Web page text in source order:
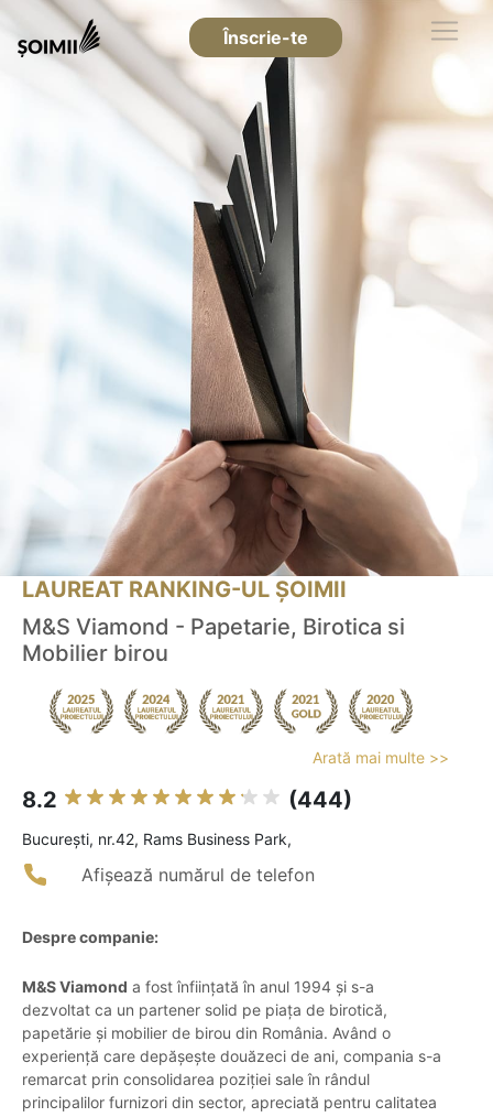
Înscrie-te
LAUREAT RANKING-UL ȘOIMII
M&S Viamond - Papetarie, Birotica si
Mobilier birou
Arată mai multe >>
8.2 (444)
Bucureşti, nr.42, Rams Business Park,
Afișează numărul de telefon
Despre companie:
M&S Viamond a fost înființată în anul 1994 și s-a
dezvoltat ca un partener solid pe piața de birotică,
papetărie și mobilier de birou din România. Având o
experiență care depășește douăzeci de ani, compania s-a
remarcat prin consolidarea poziției sale în rândul
principalilor furnizori din sector, apreciată pentru calitatea